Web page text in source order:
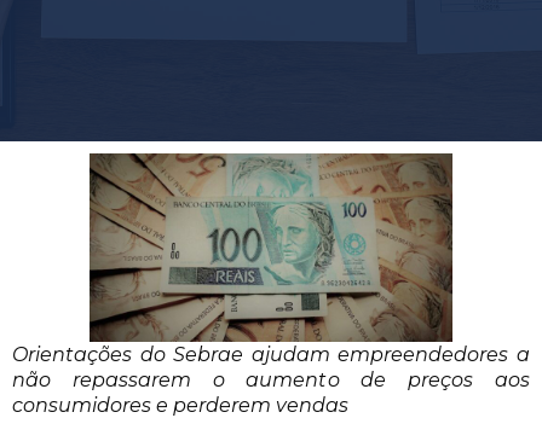
Orientações do Sebrae ajudam empreendedores a
não repassarem o aumento de preços aos
consumidores e perderem vendas